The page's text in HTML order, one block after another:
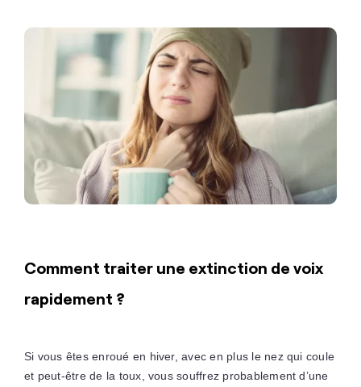
Comment traiter une extinction de voix
rapidement ?
Si vous êtes enroué en hiver, avec en plus le nez qui coule
et peut-être de la toux, vous souffrez probablement d’une